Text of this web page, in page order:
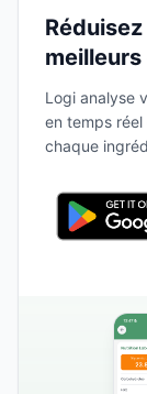
Logi analyse
en temps
chaque